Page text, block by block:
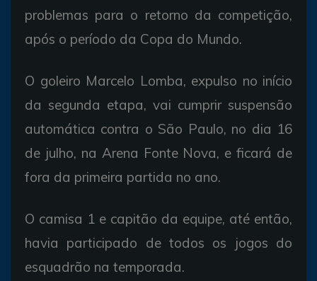
problemas para o retorno da competição,
após o período da Copa do Mundo.
O goleiro Marcelo Lomba, expulso no início
da segunda etapa, vai cumprir suspensão
automática contra o São Paulo, no dia 16
de julho, na Arena Fonte Nova, e ficará de
fora da primeira partida no ano.
O camisa 1 e capitão da equipe, até então,
havia participado de todos os jogos do
esquadrão na temporada.